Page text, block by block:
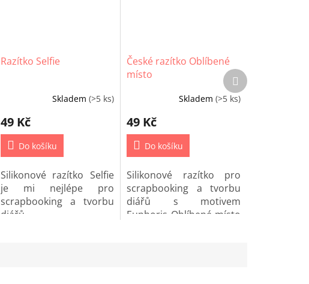
Razítko Selfie
Skladem(>5 ks)
49 Kč
Do košíku
Silikonové razítko Selfie
je mi nejlépe pro
scrapbooking a tvorbu
diářů.
České razítko Oblíbené
místo
Skladem (>5 ks)
49 Kč
Do košíku
Silikonové razítko pro
scrapbooking a tvorbu
diářů s motivem
Euphoris Oblíbené místo
Další
produkt